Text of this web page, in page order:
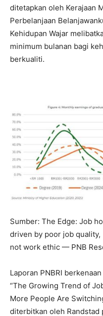
ditetapkan oleh Kerajaan
Perbelanjaan
Kehidupan Wajar
minimum bulanan bagi
berkualiti.
Sumber: The Edge: Job
driven by poor job quality,
not work ethic — PNB
Laporan PNBRI
“The Growing Trend of
More People Are
diterbitkan oleh Randstad